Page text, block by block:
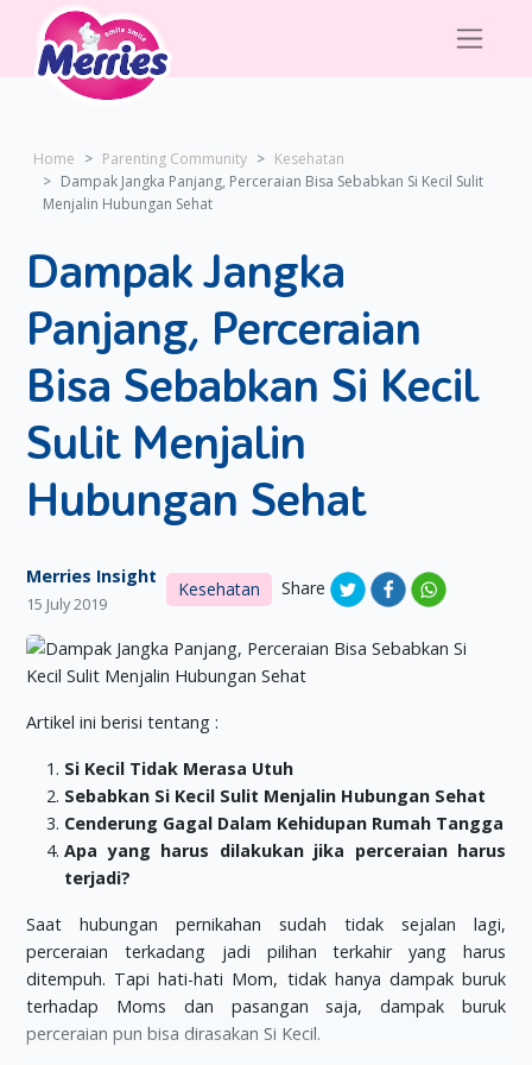
Home Parenting Community
Kesehatan
Dampak Jangka Panjang, Perceraian Bisa Sebabkan Si Kecil Sulit
Menjalin Hubungan Sehat
Dampak Jangka
Panjang, Perceraian
Bisa Sebabkan Si Kecil
Sulit Menjalin
Hubungan Sehat
Merries Insight
15 July 2019
Kesehatan Share
Artikel ini berisi tentang :
Si Kecil Tidak Merasa Utuh
Sebabkan Si Kecil Sulit Menjalin Hubungan Sehat
Cenderung Gagal Dalam Kehidupan Rumah Tangga
Apa yang harus dilakukan jika perceraian harus
terjadi?
Saat hubungan pernikahan sudah tidak sejalan lagi,
perceraian terkadang jadi pilihan terkahir yang harus
ditempuh. Tapi hati-hati Mom, tidak hanya dampak buruk
terhadap Moms dan pasangan saja, dampak buruk
perceraian pun bisa dirasakan Si Kecil.